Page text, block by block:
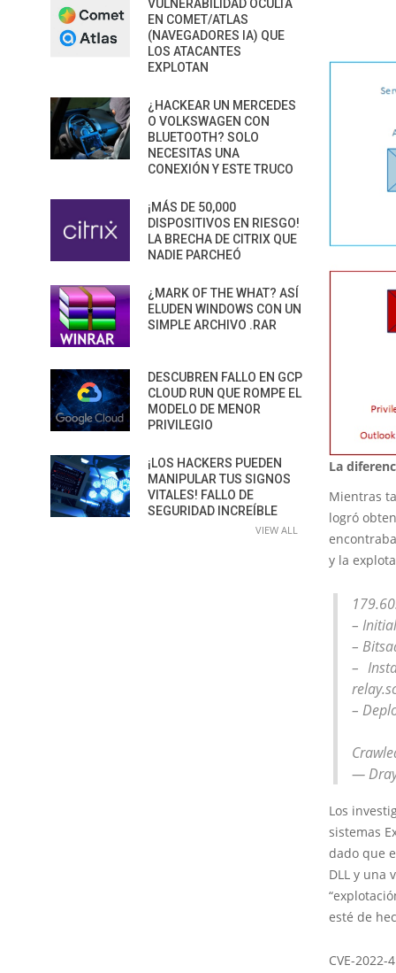
La
Mientras
logró
y la
–
–
–
–
—
Los
sistemas
dado que
DLL y una
esté de
CVE-
VULNERABILIDAD OCULTA
EN COMET/ATLAS
(NAVEGADORES IA) QUE
LOS ATACANTES
EXPLOTAN
¿HACKEAR UN MERCEDES
O VOLKSWAGEN CON
BLUETOOTH? SOLO
NECESITAS UNA
CONEXIÓN Y ESTE TRUCO
¡MÁS DE 50,000
DISPOSITIVOS EN RIESGO!
LA BRECHA DE CITRIX QUE
NADIE PARCHEÓ
¿MARK OF THE WHAT? ASÍ
ELUDEN WINDOWS CON UN
SIMPLE ARCHIVO .RAR
DESCUBREN FALLO EN GCP
CLOUD RUN QUE ROMPE EL
MODELO DE MENOR
PRIVILEGIO
¡LOS HACKERS PUEDEN
MANIPULAR TUS SIGNOS
VITALES! FALLO DE
SEGURIDAD INCREÍBLE
VIEW ALL